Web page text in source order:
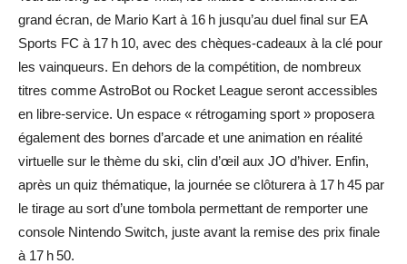
grand écran, de Mario Kart à 16 h jusqu’au duel final sur EA
Sports FC à 17 h 10, avec des chèques-cadeaux à la clé pour
les vainqueurs. En dehors de la compétition, de nombreux
titres comme AstroBot ou Rocket League seront accessibles
en libre-service. Un espace « rétrogaming sport » proposera
également des bornes d’arcade et une animation en réalité
virtuelle sur le thème du ski, clin d’œil aux JO d’hiver. Enfin,
après un quiz thématique, la journée se clôturera à 17 h 45 par
le tirage au sort d’une tombola permettant de remporter une
console Nintendo Switch, juste avant la remise des prix finale
à 17 h 50.